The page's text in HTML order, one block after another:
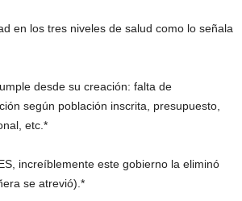
en los tres niveles de salud como lo señala
desde su creación: falta de
según población inscrita, presupuesto,
etc.*
increíblemente este gobierno la eliminó
se atrevió).*